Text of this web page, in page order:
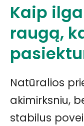
Kaip
raugą,
Natūralios
akimirksniu,
stabilus